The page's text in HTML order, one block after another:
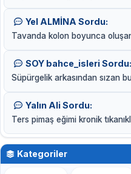
Yel ALMİNA Sordu:
Tavanda kolon boyunca
SOY bahce_isleri Sordu:
Süpürgelik arkasından sızan
Yalın Ali Sordu:
Ters pimaş eğimi kronik
Kategoriler